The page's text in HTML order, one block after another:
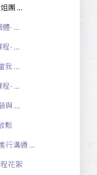
團 ...
- ...
- ...
我 ...
- ...
與 ...
鬆
行溝通 ...
花絮